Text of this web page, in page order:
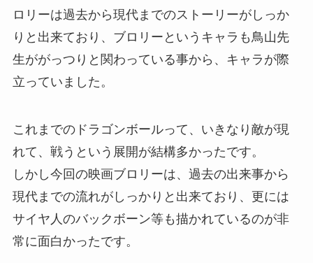
ロリーは過去から現代までのストーリーがしっか
りと出来ており、ブロリーというキャラも鳥山先
生ががっつりと関わっている事から、キャラが際
立っていました。
これまでのドラゴンボールって、いきなり敵が現
れて、戦うという展開が結構多かったです。
しかし今回の映画ブロリーは、過去の出来事から
現代までの流れがしっかりと出来ており、更には
サイヤ人のバックボーン等も描かれているのが非
常に面白かったです。